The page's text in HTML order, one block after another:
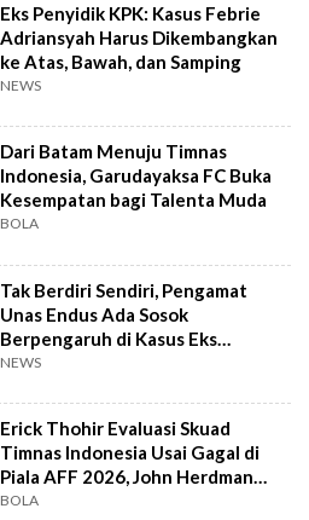
Eks Penyidik KPK: Kasus Febrie
Adriansyah Harus Dikembangkan
ke Atas, Bawah, dan Samping
NEWS
Dari Batam Menuju Timnas
Indonesia, Garudayaksa FC Buka
Kesempatan bagi Talenta Muda
BOLA
Tak Berdiri Sendiri, Pengamat
Unas Endus Ada Sosok
Berpengaruh di Kasus Eks
Jampidsus
NEWS
Erick Thohir Evaluasi Skuad
Timnas Indonesia Usai Gagal di
Piala AFF 2026, John Herdman
Out?
BOLA